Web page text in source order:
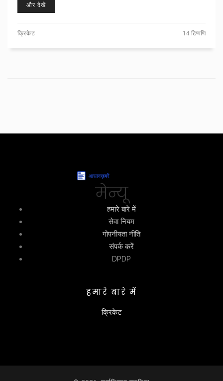
और देखें
क्रिकेट 14 टिप्पणि
मेन्यू
हमारे बारे में
सेवा नियम
गोपनीयता नीति
संपर्क करें
DPDP
हमारे बारे में
क्रिकेट